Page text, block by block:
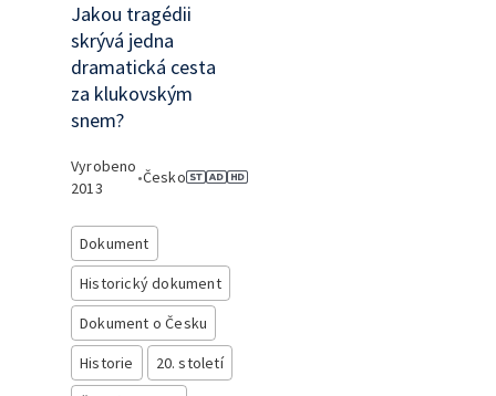
Jakou tragédii
skrývá jedna
dramatická cesta
za klukovským
snem?
Vyrobeno
2013
•Česko
Dokument
Historický dokument
Dokument o Česku
Historie
20. století